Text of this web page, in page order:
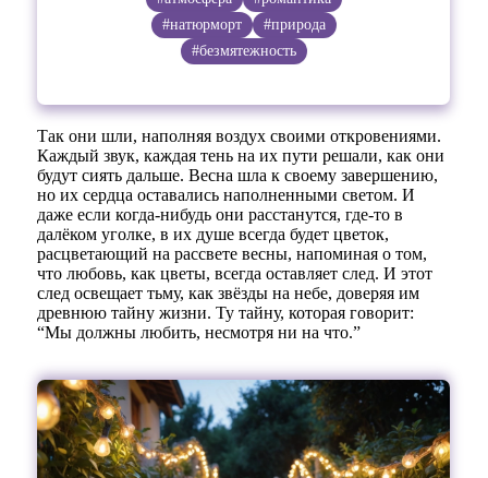
#натюрморт
#природа
#безмятежность
Так они шли, наполняя воздух своими откровениями.
Каждый звук, каждая тень на их пути решали, как они
будут сиять дальше. Весна шла к своему завершению,
но их сердца оставались наполненными светом. И
даже если когда-нибудь они расстанутся, где-то в
далёком уголке, в их душе всегда будет цветок,
расцветающий на рассвете весны, напоминая о том,
что любовь, как цветы, всегда оставляет след. И этот
след освещает тьму, как звёзды на небе, доверяя им
древнюю тайну жизни. Ту тайну, которая говорит:
“Мы должны любить, несмотря ни на что.”